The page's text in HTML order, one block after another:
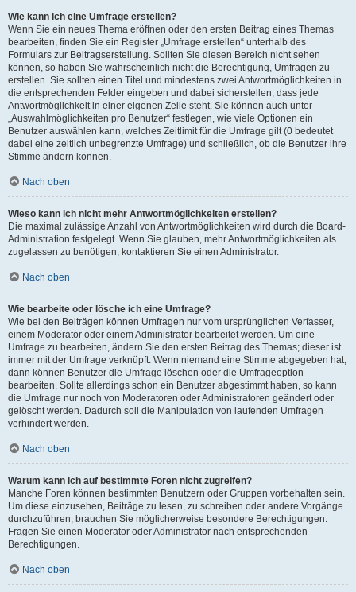
Wie kann ich eine Umfrage erstellen?
Wenn Sie ein neues Thema eröffnen oder den ersten Beitrag eines Themas
bearbeiten, finden Sie ein Register „Umfrage erstellen“ unterhalb des
Formulars zur Beitragserstellung. Sollten Sie diesen Bereich nicht sehen
können, so haben Sie wahrscheinlich nicht die Berechtigung, Umfragen zu
erstellen. Sie sollten einen Titel und mindestens zwei Antwortmöglichkeiten in
die entsprechenden Felder eingeben und dabei sicherstellen, dass jede
Antwortmöglichkeit in einer eigenen Zeile steht. Sie können auch unter
„Auswahlmöglichkeiten pro Benutzer“ festlegen, wie viele Optionen ein
Benutzer auswählen kann, welches Zeitlimit für die Umfrage gilt (0 bedeutet
dabei eine zeitlich unbegrenzte Umfrage) und schließlich, ob die Benutzer ihre
Stimme ändern können.
Nach oben
Wieso kann ich nicht mehr Antwortmöglichkeiten erstellen?
Die maximal zulässige Anzahl von Antwortmöglichkeiten wird durch die Board-
Administration festgelegt. Wenn Sie glauben, mehr Antwortmöglichkeiten als
zugelassen zu benötigen, kontaktieren Sie einen Administrator.
Nach oben
Wie bearbeite oder lösche ich eine Umfrage?
Wie bei den Beiträgen können Umfragen nur vom ursprünglichen Verfasser,
einem Moderator oder einem Administrator bearbeitet werden. Um eine
Umfrage zu bearbeiten, ändern Sie den ersten Beitrag des Themas; dieser ist
immer mit der Umfrage verknüpft. Wenn niemand eine Stimme abgegeben hat,
dann können Benutzer die Umfrage löschen oder die Umfrageoption
bearbeiten. Sollte allerdings schon ein Benutzer abgestimmt haben, so kann
die Umfrage nur noch von Moderatoren oder Administratoren geändert oder
gelöscht werden. Dadurch soll die Manipulation von laufenden Umfragen
verhindert werden.
Nach oben
Warum kann ich auf bestimmte Foren nicht zugreifen?
Manche Foren können bestimmten Benutzern oder Gruppen vorbehalten sein.
Um diese einzusehen, Beiträge zu lesen, zu schreiben oder andere Vorgänge
durchzuführen, brauchen Sie möglicherweise besondere Berechtigungen.
Fragen Sie einen Moderator oder Administrator nach entsprechenden
Berechtigungen.
Nach oben